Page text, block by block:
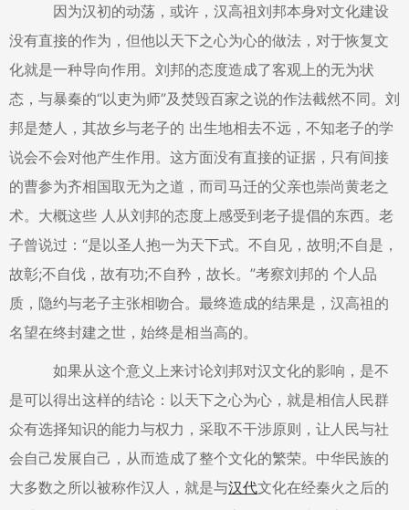
因为汉初的动荡，或许，汉高祖刘邦本身对文化建设
没有直接的作为，但他以天下之心为心的做法，对于恢复文
化就是一种导向作用。刘邦的态度造成了客观上的无为状
态，与暴秦的“以吏为师”及焚毁百家之说的作法截然不同。刘
邦是楚人，其故乡与老子的 出生地相去不远，不知老子的学
说会不会对他产生作用。这方面没有直接的证据，只有间接
的曹参为齐相国取无为之道，而司马迁的父亲也崇尚黄老之
术。大概这些 人从刘邦的态度上感受到老子提倡的东西。老
子曾说过：“是以圣人抱一为天下式。不自见，故明;不自是，
故彰;不自伐，故有功;不自矜，故长。”考察刘邦的 个人品
质，隐约与老子主张相吻合。最终造成的结果是，汉高祖的
名望在终封建之世，始终是相当高的。
如果从这个意义上来讨论刘邦对汉文化的影响，是不
是可以得出这样的结论：以天下之心为心，就是相信人民群
众有选择知识的能力与权力，采取不干涉原则，让人民与社
会自己发展自己，从而造成了整个文化的繁荣。中华民族的
大多数之所以被称作汉人，就是与汉代文化在经秦火之后的